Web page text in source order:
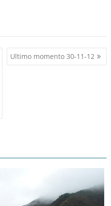
Ultimo momento 30-11-12